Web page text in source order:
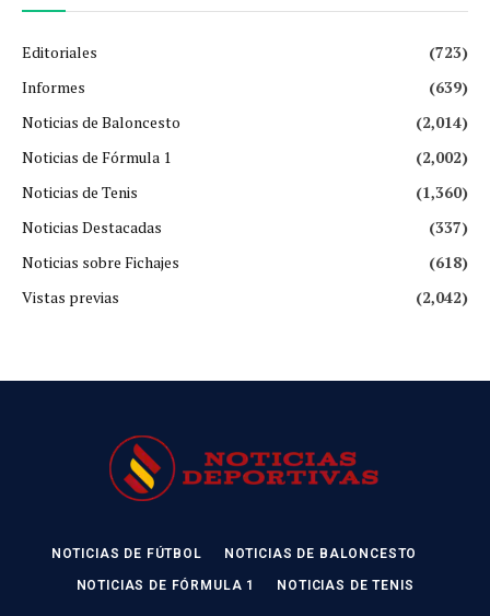
Editoriales
(723)
Informes
(639)
Noticias de Baloncesto
(2,014)
Noticias de Fórmula 1
(2,002)
Noticias de Tenis
(1,360)
Noticias Destacadas
(337)
Noticias sobre Fichajes
(618)
Vistas previas
(2,042)
NOTICIAS DE FÚTBOL NOTICIAS DE BALONCESTO
NOTICIAS DE FÓRMULA 1 NOTICIAS DE TENIS